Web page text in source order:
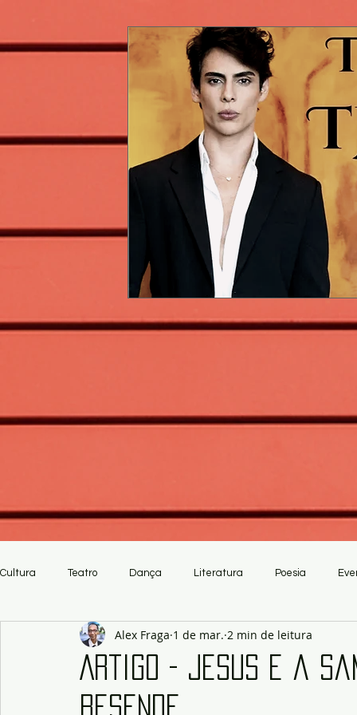
Cultura Teatro Dança Literatura Poesia
Artesanato
Artigo - Jesus e a
Resende
Alex Fraga 1 de mar. 2 min de leitura